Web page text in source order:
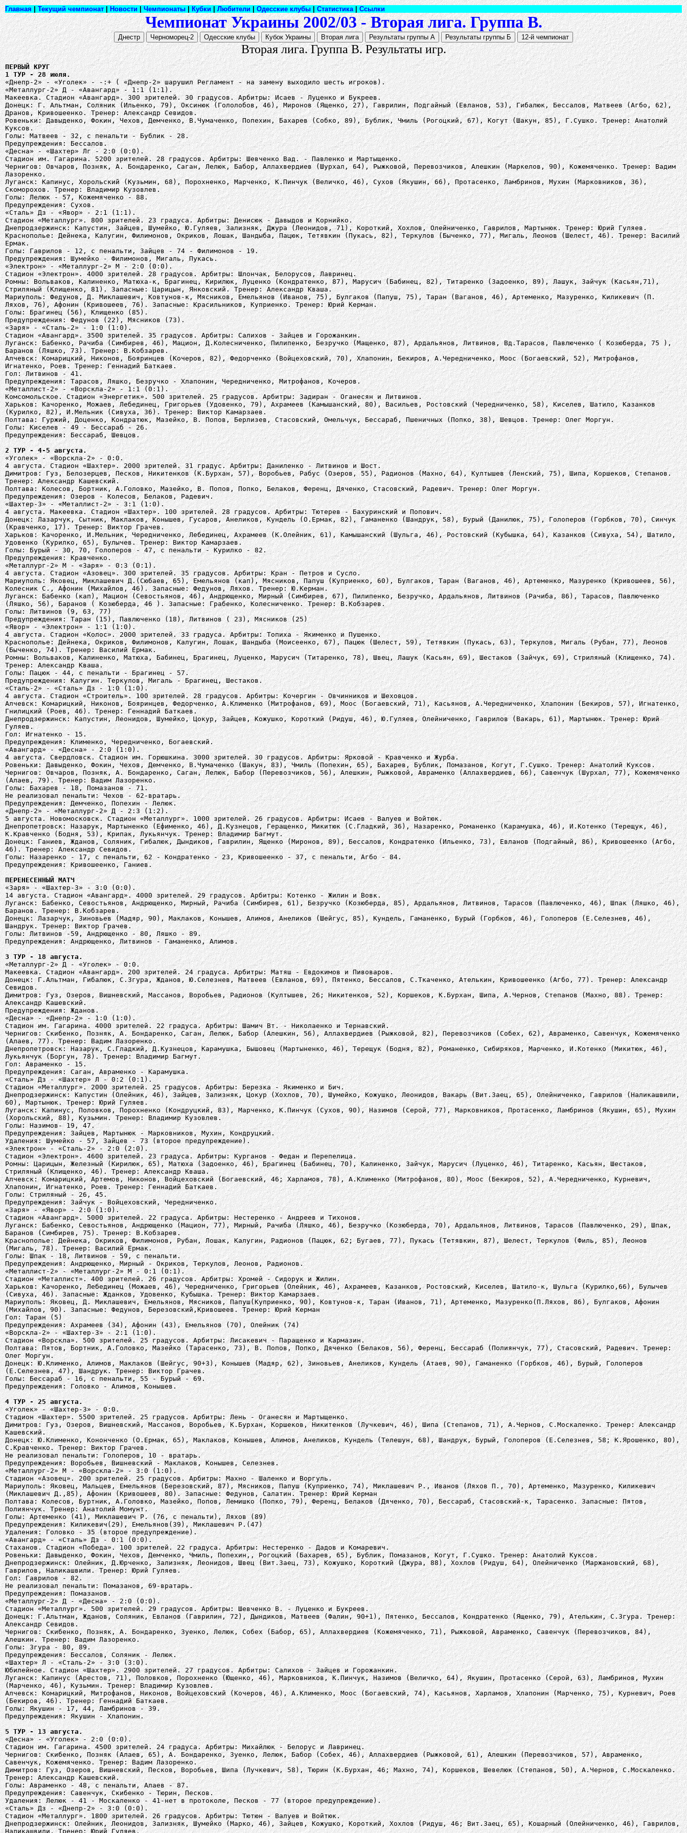
Главная Текущий чемпионат Новости Чемпионаты Кубки Любители Одесские клубы Статистика| Ссылки
Чемпионат Украины 2002/03 - Вторая лига. Группа В.
Вторая лига. Группа В. Результаты игр.
ПЕРВЫЙ КРУГ
1 ТУР - 28 июля.
«Днепр-2» - «Уголек» - -:+ ( «Днепр-2» шарушил Регламент - на замену выходило шесть игроков).
«Металлург-2» Д - «Авангард» - 1:1 (1:1).
Макеевка. Стадион «Авангард». 300 зрителей. 30 градусов. Арбитры: Исаев - Луценко и Букреев.
Донецк: Г. Альтман, Соляник (Ильенко, 79), Оксинюк (Гололобов, 46), Миронов (Ященко, 27), Гаврилин, Подгайный (Евланов, 53), Гибалюк, Бессалов, Матвеев (Агбо, 62),
Дранов, Кривошеенко. Тренер: Александр Севидов.
Ровеньки: Давыденко, Фокин, Чехов, Демченко, В.Чумаченко, Попехин, Бахарев (Собко, 89), Бублик, Чмиль (Рогоцкий, 67), Когут (Шакун, 85), Г.Сушко. Тренер: Анатолий
Куксов.
Голы: Матвеев - 32, с пенальти - Бублик - 28.
Предупреждения: Бессалов.
«Десна» - «Шахтер» Лг - 2:0 (0:0).
Стадион им. Гагарина. 5200 зрителей. 28 градусов. Арбитры: Шевченко Вад. - Павленко и Мартыщенко.
Чернигов: Овчаров, Позняк, А. Бондаренко, Саган, Лелюк, Бабор, Аллахвердиев (Шурхал, 64), Рыжковой, Перевозчиков, Алешкин (Маркелов, 90), Кожемяченко. Тренер: Вадим
Лазоренко.
Луганск: Капинус, Хорольский (Кузьмин, 68), Порохненко, Марченко, К.Пинчук (Величко, 46), Сухов (Якушин, 66), Протасенко, Ламбринов, Мухин (Марковников, 36),
Скоморохов. Тренер: Владимир Кузовлев.
Голы: Лелюк - 57, Кожемяченко - 88.
Предупреждения: Сухов.
«Сталь» Дз - «Явор» - 2:1 (1:1).
Стадион «Металлург». 800 зрителей. 23 градуса. Арбитры: Денисюк - Давыдов и Корнийко.
Днепродзержинск: Капустин, Зайцев, Шумейко, Ю.Гуляев, Зализняк, Джура (Леонидов, 71), Короткий, Хохлов, Олейниченко, Гаврилов, Мартынюк. Тренер: Юрий Гуляев.
Краснополье: Дейнека, Калугин, Филимонов, Окриков, Лошак, Шандыба, Пацюк, Тетявкин (Пукась, 82), Теркулов (Быченко, 77), Мигаль, Леонов (Шелест, 46). Тренер: Василий
Ермак.
Голы: Гаврилов - 12, с пенальти, Зайцев - 74 - Филимонов - 19.
Предупреждения: Шумейко - Филимонов, Мигаль, Пукась.
«Электрон» - «Металлург-2» М - 2:0 (0:0).
Стадион «Электрон». 4000 зрителей. 28 градусов. Арбитры: Шлончак, Белорусов, Лавринец.
Ромны: Вольваков, Калиненко, Матюха-к, Брагинец, Кирилюк, Луценко (Кондратенко, 87), Марусич (Бабинец, 82), Титаренко (Задоенко, 89), Лашук, Зайчук (Касьян,71),
Стриляный (Клищенко, 81). Запасные: Царицын, Янковский. Тренер: Александр Кваша.
Мариуполь: Федунов, Д. Миклашевич, Ковтунов-к, Мясников, Емельянов (Иванов, 75), Булгаков (Папуш, 75), Таран (Ваганов, 46), Артеменко, Мазуренко, Киликевич (П.
Ляхов, 76), Афонин (Кривошеев, 76). Запасные: Красильников, Куприенко. Тренер: Юрий Керман.
Голы: Брагинец (56), Клищенко (85).
Предупреждения: Федунов (22), Мясников (73).
«Заря» - «Сталь-2» - 1:0 (1:0).
Стадион «Авангард». 3500 зрителей. 35 градусов. Арбитры: Салихов - Зайцев и Горожанкин.
Луганск: Бабенко, Рачиба (Симбирев, 46), Мацион, Д.Колесниченко, Пилипенко, Безручко (Мащенко, 87), Ардальянов, Литвинов, Вд.Тарасов, Павлюченко ( Козюберда, 75 ),
Баранов (Ляшко, 73). Тренер: В.Кобзарев.
Алчевск: Комарицкий, Никонов, Бояринцев (Кочеров, 82), Федорченко (Войцеховский, 70), Хлапонин, Бекиров, А.Чередниченко, Моос (Богаевский, 52), Митрофанов,
Игнатенко, Роев. Тренер: Геннадий Баткаев.
Гол: Литвинов - 41.
Предупреждения: Тарасов, Ляшко, Безручко - Хлапонин, Чередниченко, Митрофанов, Кочеров.
«Металлист-2» - «Ворскла-2» - 1:1 (0:1).
Комсомольское. Стадион «Энергетик». 500 зрителей. 25 градусов. Арбитры: Задиран - Оганесян и Литвинов.
Харьков: Качоренко, Можаев, Лебединец, Григорьев (Удовенко, 79), Ахрамеев (Камышанский, 80), Васильев, Ростовский (Чередниченко, 58), Киселев, Шатило, Казанков
(Курилко, 82), И.Мельник (Сивуха, 36). Тренер: Виктор Камарзаев.
Полтава: Гуржий, Доценко, Кондратюк, Мазейко, В. Попов, Берлизев, Стасовский, Омельчук, Бессараб, Пшеничных (Попко, 38), Шевцов. Тренер: Олег Моргун.
Голы: Киселев - 49 - Бессараб - 26.
Предупреждения: Бессараб, Шевцов.
2 ТУР - 4-5 августа.
«Уголек» - «Ворскла-2» - 0:0.
4 августа. Стадион «Шахтер». 2000 зрителей. 31 градус. Арбитры: Даниленко - Литвинов и Шост.
Димитров: Гуз, Белозерцев, Песков, Никитенков (К.Бурхан, 57), Воробьев, Рабус (Озеров, 55), Радионов (Махно, 64), Култышев (Ленский, 75), Шипа, Коршеков, Степанов.
Тренер: Александр Кашевский.
Полтава: Колесов, Бортник, А.Головко, Мазейко, В. Попов, Попко, Белаков, Ференц, Дяченко, Стасовский, Радевич. Тренер: Олег Моргун.
Предупреждения: Озеров - Колесов, Белаков, Радевич.
«Шахтер-3» - «Металлист-2» - 3:1 (1:0).
4 августа. Макеевка. Стадион «Шахтер». 100 зрителей. 28 градусов. Арбитры: Тютерев - Бахуринский и Попович.
Донецк: Лазарчук, Сытник, Маклаков, Конышев, Гусаров, Анеликов, Кундель (О.Ермак, 82), Гаманенко (Шандрук, 58), Бурый (Данилюк, 75), Голоперов (Горбков, 70), Синчук
(Кравченко, 17). Тренер: Виктор Грачев.
Харьков: Качоренко, И.Мельник, Чередниченко, Лебединец, Ахрамеев (К.Олейник, 61), Камышанский (Шульга, 46), Ростовский (Кубышка, 64), Казанков (Сивуха, 54), Шатило,
Удовенко (Курилко, 65), Булычев. Тренер: Виктор Камарзаев.
Голы: Бурый - 30, 70, Голоперов - 47, с пенальти - Курилко - 82.
Предупреждения: Кравченко.
«Металлург-2» М - «Заря» - 0:3 (0:1).
4 августа. Стадион «Азовец». 300 зрителей. 35 градусов. Арбитры: Кран - Петров и Сусло.
Мариуполь: Яковец, Миклашевич Д.(Сюбаев, 65), Емельянов (кап), Мясников, Папуш (Куприенко, 60), Булгаков, Таран (Ваганов, 46), Артеменко, Мазуренко (Кривошеев, 56),
Колесник С., Афонин (Михайлов, 46). Запасные: Федунов, Ляхов. Тренер: Ю.Керман.
Луганск: Бабенко (кап), Мацион (Севостьянов, 46), Андрющенко, Мирный (Симбирев, 67), Пилипенко, Безручко, Ардальянов, Литвинов (Рачиба, 86), Тарасов, Павлюченко
(Ляшко, 56), Баранов ( Козюберда, 46 ). Запасные: Грабенко, Колесниченко. Тренер: В.Кобзарев.
Голы: Литвинов (9, 63, 77)
Предупреждения: Таран (15), Павлюченко (18), Литвинов ( 23), Мясников (25)
«Явор» - «Электрон» - 1:1 (1:0).
4 августа. Стадион «Колос». 2000 зрителей. 33 градуса. Арбитры: Топиха - Якименко и Пушенко.
Краснополье: Дейнека, Окриков, Филимонов, Калугин, Лошак, Шандыба (Моисеенко, 67), Пацюк (Шелест, 59), Тетявкин (Пукась, 63), Теркулов, Мигаль (Рубан, 77), Леонов
(Быченко, 74). Тренер: Василий Ермак.
Ромны: Вольваков, Калиненко, Матюха, Бабинец, Брагинец, Луценко, Марусич (Титаренко, 78), Швец, Лашук (Касьян, 69), Шестаков (Зайчук, 69), Стриляный (Клищенко, 74).
Тренер: Александр Кваша.
Голы: Пацюк - 44, с пенальти - Брагинец - 57.
Предупреждения: Калугин. Теркулов, Мигаль - Брагинец, Шестаков.
«Сталь-2» - «Сталь» Дз - 1:0 (1:0).
4 августа. Стадион «Строитель». 100 зрителей. 28 градусов. Арбитры: Кочергин - Овчинников и Шеховцов.
Алчевск: Комарицкий, Никонов, Бояринцев, Федорченко, А.Клименко (Митрофанов, 69), Моос (Богаевский, 71), Касьянов, А.Чередниченко, Хлапонин (Бекиров, 57), Игнатенко,
Гнилицкий (Роев, 46). Тренер: Геннадий Баткаев.
Днепродзержинск: Капустин, Леонидов, Шумейко, Цокур, Зайцев, Кожушко, Короткий (Ридуш, 46), Ю.Гуляев, Олейниченко, Гаврилов (Вакарь, 61), Мартынюк. Тренер: Юрий
Гуляев.
Гол: Игнатенко - 15.
Предупреждения: Клименко, Чередниченко, Богаевский.
«Авангард» - «Десна» - 2:0 (1:0).
4 августа. Свердловск. Стадион им. Горюшкина. 3000 зрителей. 30 градусов. Арбитры: Ярковой - Кравченко и Журба.
Ровеньки: Давыденко, Фокин, Чехов, Демченко, В.Чумаченко (Шакун, 83), Чмиль (Попехин, 65), Бахарев, Бублик, Помазанов, Когут, Г.Сушко. Тренер: Анатолий Куксов.
Чернигов: Овчаров, Позняк, А. Бондаренко, Саган, Лелюк, Бабор (Перевозчиков, 56), Алешкин, Рыжковой, Авраменко (Аллахвердиев, 66), Савенчук (Шурхал, 77), Кожемяченко
(Алаев, 79). Тренер: Вадим Лазоренко.
Голы: Бахарев - 18, Помазанов - 71.
Не реализовал пенальти: Чехов - 62-вратарь.
Предупреждения: Демченко, Попехин - Лелюк.
«Днепр-2» - «Металлург-2» Д - 2:3 (1:2).
5 августа. Новомосковск. Стадион «Металлург». 1000 зрителей. 26 градусов. Арбитры: Исаев - Валуев и Войтюк.
Днепропетровск: Назарук, Мартыненко (Ефименко, 46), Д.Кузнецов, Геращенко, Микитюк (С.Гладкий, 36), Назаренко, Романенко (Карамушка, 46), И.Котенко (Терещук, 46),
К.Кравченко (Бодня, 53), Крипак, Лукьянчук. Тренер: Владимир Багмут.
Донецк: Ганиев, Жданов, Соляник, Гибалюк, Дындиков, Гаврилин, Ященко (Миронов, 89), Бессалов, Кондратенко (Ильенко, 73), Евланов (Подгайный, 86), Кривошеенко (Агбо,
46). Тренер: Александр Севидов.
Голы: Назаренко - 17, с пенальти, 62 - Кондратенко - 23, Кривошеенко - 37, с пенальти, Агбо - 84.
Предупреждения: Кривошеенко, Ганиев.
ПЕРЕНЕСЕННЫЙ МАТЧ
«Заря» - «Шахтер-3» - 3:0 (0:0).
14 августа. Стадион «Авангард». 4000 зрителей. 29 градусов. Арбитры: Котенко - Жилин и Вовк.
Луганск: Бабенко, Севостьянов, Андрющенко, Мирный, Рачиба (Симбирев, 61), Безручко (Козюберда, 85), Ардальянов, Литвинов, Тарасов (Павлюченко, 46), Шпак (Ляшко, 46),
Баранов. Тренер: В.Кобзарев.
Донецк: Лазарчук, Зиновьев (Мадяр, 90), Маклаков, Конышев, Алимов, Анеликов (Шейгус, 85), Кундель, Гаманенко, Бурый (Горбков, 46), Голоперов (Е.Селезнев, 46),
Шандрук. Тренер: Виктор Грачев.
Голы: Литвинов -59, Андрющенко - 80, Ляшко - 89.
Предупреждения: Андрющенко, Литвинов - Гаманенко, Алимов.
3 ТУР - 18 августа.
«Металлург-2» Д - «Уголек» - 0:0.
Макеевка. Стадион «Авангард». 200 зрителей. 24 градуса. Арбитры: Матяш - Евдокимов и Пивоваров.
Донецк: Г.Альтман, Гибалюк, С.Згура, Жданов, Ю.Селезнев, Матвеев (Евланов, 69), Пятенко, Бессалов, С.Ткаченко, Ателькин, Кривошеенко (Агбо, 77). Тренер: Александр
Севидов.
Димитров: Гуз, Озеров, Вишневский, Массанов, Воробьев, Радионов (Култышев, 26; Никитенков, 52), Коршеков, К.Бурхан, Шипа, А.Чернов, Степанов (Махно, 88). Тренер:
Александр Кашевский.
Предупреждения: Жданов.
«Десна» - «Днепр-2» - 1:0 (1:0).
Стадион им. Гагарина. 4000 зрителей. 22 градуса. Арбитры: Шамич Вт. - Николаенко и Тернавский.
Чернигов: Скибенко, Позняк, А. Бондаренко, Саган, Лелюк, Бабор (Алешкин, 56), Аллахвердиев (Рыжковой, 82), Перевозчиков (Собех, 62), Авраменко, Савенчук, Кожемяченко
(Алаев, 77). Тренер: Вадим Лазоренко.
Днепропетровск: Назарук, С.Гладкий, Д.Кузнецов, Карамушка, Бышовец (Мартыненко, 46), Терещук (Бодня, 82), Романенко, Сибиряков, Марченко, И.Котенко (Микитюк, 46),
Лукьянчук (Боргун, 78). Тренер: Владимир Багмут.
Гол: Авраменко - 15.
Предупреждения: Саган, Авраменко - Карамушка.
«Сталь» Дз - «Шахтер» Л - 0:2 (0:1).
Стадион «Металлург». 2000 зрителей. 25 градусов. Арбитры: Березка - Якименко и Бич.
Днепродзержинск: Капустин (Олейник, 46), Зайцев, Зализняк, Цокур (Хохлов, 70), Шумейко, Кожушко, Леонидов, Вакарь (Вит.Заец, 65), Олейниченко, Гаврилов (Наликашвили,
60), Мартынюк. Тренер: Юрий Гуляев.
Луганск: Капинус, Половков, Порохненко (Кондруцкий, 83), Марченко, К.Пинчук (Сухов, 90), Назимов (Серой, 77), Марковников, Протасенко, Ламбринов (Якушин, 65), Мухин
(Хорольский, 88), Кузьмин. Тренер: Владимир Кузовлев.
Голы: Назимов- 19, 47.
Предупреждения: Зайцев, Мартынюк - Марковников, Мухин, Кондруцкий.
Удаления: Шумейко - 57, Зайцев - 73 (второе предупреждение).
«Электрон» - «Сталь-2» - 2:0 (2:0).
Стадион «Электрон». 4600 зрителей. 23 градуса. Арбитры: Курганов - Федан и Перепелица.
Ромны: Царицын, Железный (Кирилюк, 65), Матюха (Задоенко, 46), Брагинец (Бабинец, 70), Калиненко, Зайчук, Марусич (Луценко, 46), Титаренко, Касьян, Шестаков,
Стриляный (Клищенко, 46). Тренер: Александр Кваша.
Алчевск: Комарицкий, Артемов, Никонов, Войцеховский (Богаевский, 46; Харламов, 78), А.Клименко (Митрофанов, 80), Моос (Бекиров, 52), А.Чередниченко, Курневич,
Хлапонин, Игнатенко, Роев. Тренер: Геннадий Баткаев.
Голы: Стриляный - 26, 45.
Предупреждения: Зайчук - Войцеховский, Чередниченко.
«Заря» - «Явор» - 2:0 (1:0).
Стадион «Авангард». 5000 зрителей. 22 градуса. Арбитры: Нестеренко - Андреев и Тихонов.
Луганск: Бабенко, Севостьянов, Андрющенко (Мацион, 77), Мирный, Рачиба (Ляшко, 46), Безручко (Козюберда, 70), Ардальянов, Литвинов, Тарасов (Павлюченко, 29), Шпак,
Баранов (Симбирев, 75). Тренер: В.Кобзарев.
Краснополье: Дейнека, Окриков, Филимонов, Рубан, Лошак, Калугин, Радионов (Пацюк, 62; Бугаев, 77), Пукась (Тетявкин, 87), Шелест, Теркулов (Филь, 85), Леонов
(Мигаль, 78). Тренер: Василий Ермак.
Голы: Шпак - 18, Литвинов - 59, с пенальти.
Предупреждения: Андрющенко, Мирный - Окриков, Теркулов, Леонов, Радионов.
«Металлист-2» - «Металлург-2» М - 0:1 (0:1).
Стадион «Металлист». 400 зрителей. 26 градусов. Арбитры: Хромей - Сидорук и Жилин.
Харьков: Качоренко, Лебединец (Можаев, 46), Чередниченко, Григорьев (Олейник, 46), Ахрамеев, Казанков, Ростовский, Киселев, Шатило-к, Шульга (Курилко,66), Булычев
(Сивуха, 46). Запасные: Жданков, Удовенко, Кубышка. Тренер: Виктор Камарзаев.
Мариуполь: Яковец, Д. Миклашевич, Емельянов, Мясников, Папуш(Куприенко, 90), Ковтунов-к, Таран (Иванов, 71), Артеменко, Мазуренко(П.Ляхов, 86), Булгаков, Афонин
(Михайлов, 90). Запасные: Федунов, Березовский,Кривошеев. Тренер: Юрий Керман
Гол: Таран (5)
Предупреждения: Ахрамеев (34), Афонин (43), Емельянов (70), Олейник (74)
«Ворскла-2» - «Шахтер-3» - 2:1 (1:0).
Стадион «Ворскла». 500 зрителей. 25 градусов. Арбитры: Лисакевич - Паращенко и Кармазин.
Полтава: Пятов, Бортник, А.Головко, Мазейко (Тарасенко, 73), В. Попов, Попко, Дяченко (Белаков, 56), Ференц, Бессараб (Полиянчук, 77), Стасовский, Радевич. Тренер:
Олег Моргун.
Донецк: Ю.Клименко, Алимов, Маклаков (Шейгус, 90+3), Конышев (Мадяр, 62), Зиновьев, Анеликов, Кундель (Атаев, 90), Гаманенко (Горбков, 46), Бурый, Голоперов
(Е.Селезнев, 47), Шандрук. Тренер: Виктор Грачев.
Голы: Бессараб - 16, с пенальти, 55 - Бурый - 69.
Предупреждения: Головко - Алимов, Конышев.
4 ТУР - 25 августа.
«Уголек» - «Шахтер-3» - 0:0.
Стадион «Шахтер». 5500 зрителей. 25 градусов. Арбитры: Лень - Оганесян и Мартыщенко.
Димитров: Гуз, Озеров, Вишневский, Массанов, Воробьев, К.Бурхан, Коршеков, Никитенков (Лучкевич, 46), Шипа (Степанов, 71), А.Чернов, С.Москаленко. Тренер: Александр
Кашевский.
Донецк: Ю.Клименко, Кононченко (О.Ермак, 65), Маклаков, Конышев, Алимов, Анеликов, Кундель (Телешун, 68), Шандрук, Бурый, Голоперов (Е.Селезнев, 58; К.Ярошенко, 80),
С.Кравченко. Тренер: Виктор Грачев.
Не реализовал пенальти: Голоперов, 10 - вратарь.
Предупреждения: Воробьев, Вишневский - Маклаков, Конышев, Селезнев.
«Металлург-2» М - «Ворскла-2» - 3:0 (1:0).
Стадион «Азовец». 200 зрителей. 25 градусов. Арбитры: Махно - Шаленко и Воргуль.
Мариуполь: Яковец, Мальцев, Емельянов (Березовский, 87), Мясников, Папуш (Куприенко, 74), Миклашевич Р., Иванов (Ляхов П., 70), Артеменко, Мазуренко, Киликевич
(Миклашевич Д.,85), Афонин (Кривошеев, 80). Запасные: Федунов, Салатин. Тренер: Юрий Керман
Полтава: Колесов, Буртник, А.Головко, Мазейко, Попов, Лемишко (Попко, 79), Ференц, Белаков (Дяченко, 70), Бессараб, Стасовский-к, Тарасенко. Запасные: Пятов,
Полиянчук. Тренер: Анатолий Момунт.
Голы: Артеменко (41), Миклашевич Р. (76, с пенальти), Ляхов (89)
Предупреждения: Киликевич(29), Емельянов(39), Миклашевич Р.(47)
Удаления: Головко - 35 (второе предупреждение).
«Авангард» - «Сталь» Дз - 0:1 (0:0).
Стаханов. Стадион «Победа». 100 зрителей. 22 градуса. Арбитры: Нестеренко - Дадов и Комаревич.
Ровеньки: Давыденко, Фокин, Чехов, Демченко, Чмиль, Попехин,, Рогоцкий (Бахарев, 65), Бублик, Помазанов, Когут, Г.Сушко. Тренер: Анатолий Куксов.
Днепродзержинск: Олейник, Д.Юрченко, Зализняк, Леонидов, Швец (Вит.Заец, 73), Кожушко, Короткий (Джура, 88), Хохлов (Ридуш, 64), Олейниченко (Маржановский, 68),
Гаврилов, Наликашвили. Тренер: Юрий Гуляев.
Гол: Гаврилов - 82.
Не реализовал пенальти: Помазанов, 69-вратарь.
Предупреждения: Помазанов.
«Металлург-2» Д - «Десна» - 2:0 (0:0).
Стадион «Металлург». 500 зрителей. 29 градусов. Арбитры: Шевченко В. - Луценко и Букреев.
Донецк: Г.Альтман, Жданов, Соляник, Евланов (Гаврилин, 72), Дындиков, Матвеев (Фалин, 90+1), Пятенко, Бессалов, Кондратенко (Ященко, 79), Ателькин, С.Згура. Тренер:
Александр Севидов.
Чернигов: Скибенко, Позняк, А. Бондаренко, Зуенко, Лелюк, Собех (Бабор, 65), Аллахвердиев (Кожемяченко, 71), Рыжковой, Авраменко, Савенчук (Перевозчиков, 84),
Алешкин. Тренер: Вадим Лазоренко.
Голы: Згура - 80, 89.
Предупреждения: Бессалов, Соляник - Лелюк.
«Шахтер» Л - «Сталь-2» - 3:0 (3:0).
Юбилейное. Стадион «Шахтер». 2900 зрителей. 27 градусов. Арбитры: Салихов - Зайцев и Горожанкин.
Луганск: Капинус (Арестов, 71), Половков, Порохненко (Ющенко, 46), Марковников, К.Пинчук, Назимов (Величко, 64), Якушин, Протасенко (Серой, 63), Ламбринов, Мухин
(Марченко, 46), Кузьмин. Тренер: Владимир Кузовлев.
Алчевск: Комарицкий, Митрофанов, Никонов, Войцеховский (Кочеров, 46), А.Клименко, Моос (Богаевский, 74), Касьянов, Харламов, Хлапонин (Марченко, 75), Курневич, Роев
(Бекиров, 46). Тренер: Геннадий Баткаев.
Голы: Якушин - 17, 44, Ламбринов - 39.
Предупреждения: Якушин - Хлапонин.
5 ТУР - 13 августа.
«Десна» - «Уголек» - 2:0 (0:0).
Стадион им. Гагарина. 4500 зрителей. 24 градуса. Арбитры: Михайлюк - Белорус и Лавринец.
Чернигов: Скибенко, Позняк (Алаев, 65), А. Бондаренко, Зуенко, Лелюк, Бабор (Собех, 46), Аллахвердиев (Рыжковой, 61), Алешкин (Перевозчиков, 57), Авраменко,
Савенчук, Кожемяченко. Тренер: Вадим Лазоренко.
Димитров: Гуз, Озеров, Вишневский, Песков, Воробьев, Шипа (Лучкевич, 58), Тюрин (К.Бурхан, 46; Махно, 74), Коршеков, Шевелюк (Степанов, 50), А.Чернов, С.Москаленко.
Тренер: Александр Кашевский.
Голы: Авраменко - 48, с пенальти, Алаев - 87.
Предупреждения: Савенчук, Скибенко - Тюрин, Песков.
Удаления: Лелюк - 41 - Москаленко - 41-нет в протоколе, Песков - 77 (второе предупреждение).
«Сталь» Дз - «Днепр-2» - 3:0 (0:0).
Стадион «Металлург». 1800 зрителей. 26 градусов. Арбитры: Тютюн - Валуев и Войтюк.
Днепродзержинск: Олейник, Леонидов, Зализняк, Шумейко (Марко, 46), Зайцев, Кожушко, Короткий, Хохлов (Ридуш, 46; Вит.Заец, 65), Кошарный (Олейниченко, 46), Гаврилов,
Наликашвили. Тренер: Юрий Гуляев.